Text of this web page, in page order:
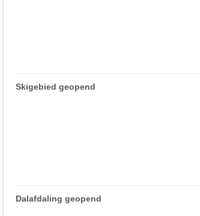
Skigebied geopend
Dalafdaling geopend